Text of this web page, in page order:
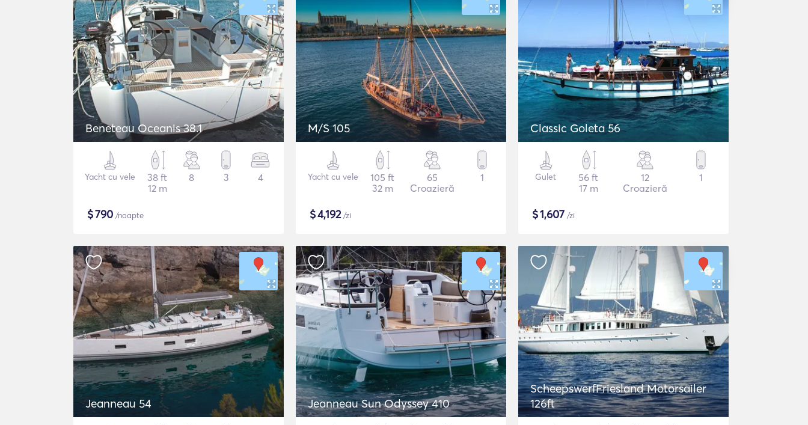
Beneteau Oceanis 38.1
Yacht cu vele
38 ft
12 m
8 3 4
$790 /noapte
M/S 105
Yacht cu vele
105 ft
32 m
65
Croazieră
1
$4,192/zi
Classic Goleta 56
Gulet
56 ft
17 m
12
Croazieră
1
$1,607 /zi
Jeanneau 54 Jeanneau Sun Odyssey 410
ScheepswerfFriesland Motorsailer
126ft